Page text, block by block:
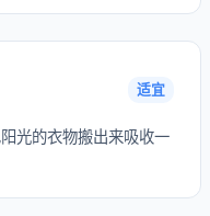
适宜
光的衣物搬出来吸收一